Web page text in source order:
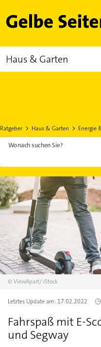
Gelbe Seiten
Haus & Garten
Ratgeber Haus & Garten Energie
Wonach suchen Sie?
©ViewApart/ iStock
Letztes Update am: 17.02.2022
Fahrspaß mit E-
und Segway